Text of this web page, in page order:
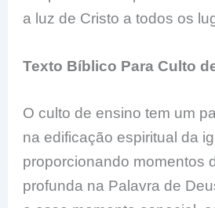
a luz de Cristo a todos os
Texto Bíblico Para Culto
O culto de ensino tem um
na edificação espiritual da
proporcionando momentos
profunda na Palavra de